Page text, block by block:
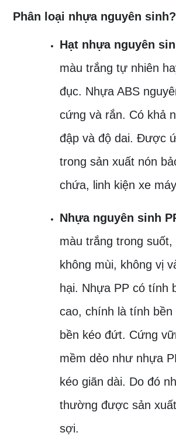
Phân loại nhựa nguyên sinh?
Hạt nhựa nguyên
màu trắng tự nhiên
đục. Nhựa ABS
cứng và rắn. Có khả
đập và độ dai. Được
trong sản xuất nón
chứa, linh kiện xe
Nhựa nguyên sinh
màu trắng trong suốt,
không mùi, không vị
hại. Nhựa PP có tính
cao, chính là tính bền
bền kéo đứt. Cứng
mềm dẻo như nhựa
kéo giãn dài. Do đó
thường được sản
sợi.